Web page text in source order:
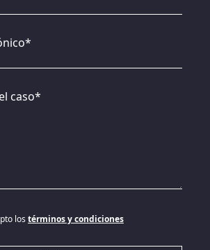
caso*
los términos y condiciones